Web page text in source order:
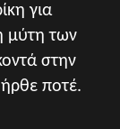
για
μύτη των
στην
ποτέ.